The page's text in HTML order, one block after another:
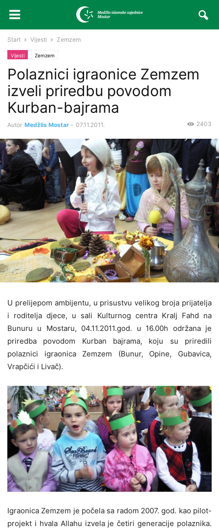
Start Vijesti Zemzem
Vijesti Zemzem
Polaznici igraonice Zemzem
izveli priredbu povodom
Kurban-bajrama
Autor Medžlis Mostar - 07.11.2011. 2403
U prelijepom ambijentu, u prisustvu velikog broja prijatelja
i roditelja djece, u sali Kulturnog centra Kralj Fahd na
Bunuru u Mostaru, 04.11.2011.god. u 16.00h održana je
priredba povodom Kurban bajrama, koju su priredili
polaznici igraonica Zemzem (Bunur, Opine, Gubavica,
Vrapčići i Livač).
Igraonica Zemzem je počela sa radom 2007. god. kao pilot-
projekt i hvala Allahu izvela je četiri generacije polaznika.